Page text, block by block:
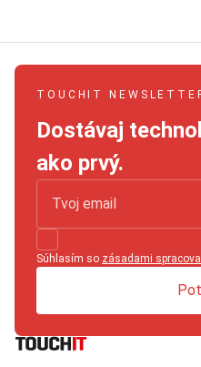
TOUCHIT
Dostávaj
ako prvý.
Súhlasím so zásadami